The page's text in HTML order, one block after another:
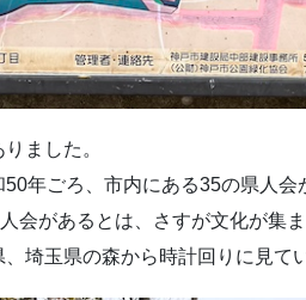
ました。
年ごろ、市内にある35の県人
会があるとは、さすが文化が集
埼玉県の森から時計回りに見て